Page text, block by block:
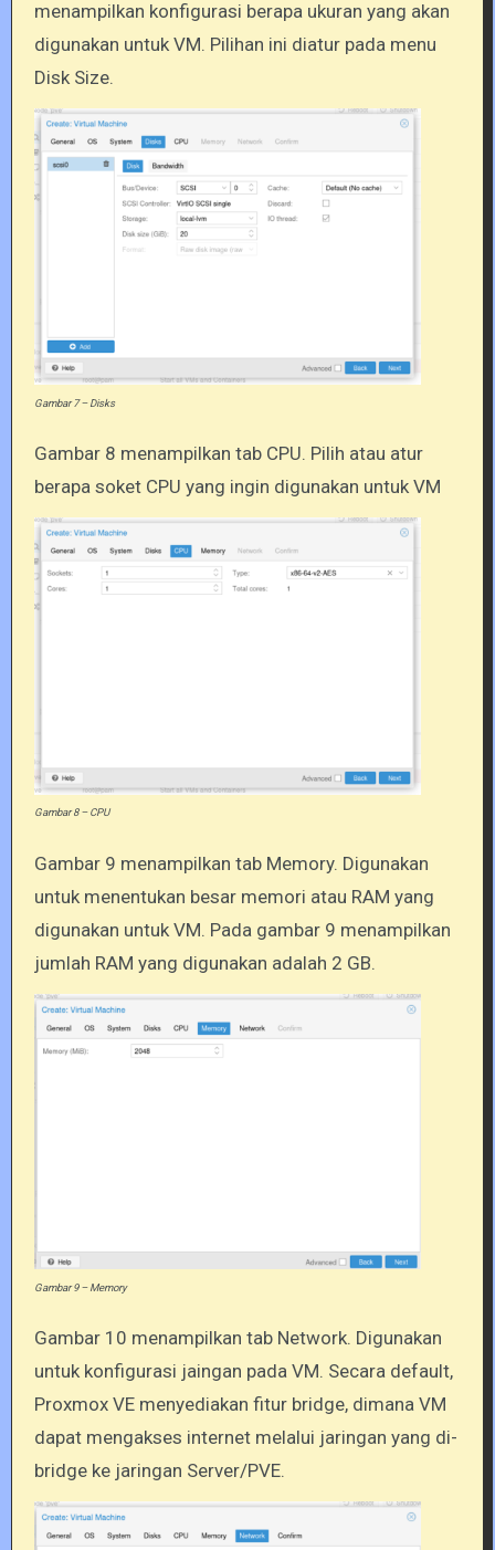
menampilkan konfigurasi berapa ukuran yang akan
digunakan untuk VM. Pilihan ini diatur pada menu
Disk Size.
Gambar 7 – Disks
Gambar 8 menampilkan tab CPU. Pilih atau atur
berapa soket CPU yang ingin digunakan untuk VM
Gambar 8 – CPU
Gambar 9 menampilkan tab Memory. Digunakan
untuk menentukan besar memori atau RAM yang
digunakan untuk VM. Pada gambar 9 menampilkan
jumlah RAM yang digunakan adalah 2 GB.
Gambar 9 – Memory
Gambar 10 menampilkan tab Network. Digunakan
untuk konfigurasi jaingan pada VM. Secara default,
Proxmox VE menyediakan fitur bridge, dimana VM
dapat mengakses internet melalui jaringan yang di-
bridge ke jaringan Server/PVE.